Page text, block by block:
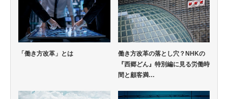
「働き方改革」とは
働き方改革の落とし穴？NHKの
『西郷どん』特別編に見る労働時
間と顧客満…